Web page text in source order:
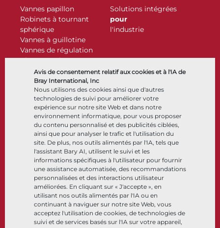
Avis de consentement relatif aux cookies et à l'IA de
Bray International, Inc
Nous utilisons des cookies ainsi que d'autres
technologies de suivi pour améliorer votre
expérience sur notre site Web et dans notre
environnement informatique, pour vous proposer
du contenu personnalisé et des publicités ciblées,
ainsi que pour analyser le trafic et l'utilisation du
site. De plus, nos outils alimentés par l'IA, tels que
l'assistant Bary AI, utilisent le suivi et les
informations spécifiques à l'utilisateur pour fournir
une assistance automatisée, des recommandations
personnalisées et des interactions utilisateur
améliorées. En cliquant sur « J'accepte », en
utilisant nos outils alimentés par l'IA ou en
continuant à naviguer sur notre site Web, vous
acceptez l'utilisation de cookies, de technologies de
suivi et de services basés sur l'IA sur votre appareil,
Vannes papillon
Robinets à tournant
sphérique
Vannes à guillotine
Vannes de régulation
Clapets antiretour
Actionneurs
Accessoires de contrôle
Cryogénique
Solutions intégrées
pour
l'industrie
Entreprise
À propos
Sites
Partenariats
Développement durable
Portail clients
Ressources
Documents
Centre de connaissance
Logiciels
Sélection de matériaux
Suivez-nous LinkedIn